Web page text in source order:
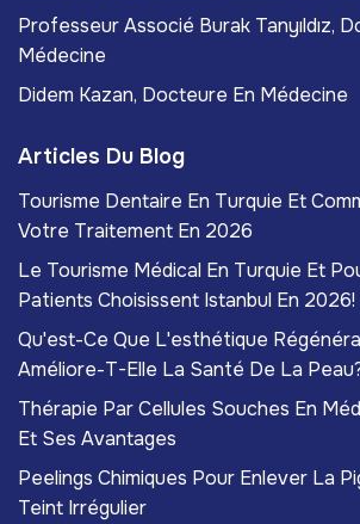
Professeur Associé Burak Tanyıldız,
Médecine
Didem Kazan, Docteure En Médecine
Articles Du Blog
Tourisme Dentaire En Turquie Et
Votre Traitement En 2026
Le Tourisme Médical En Turquie Et
Patients Choisissent Istanbul En 2026!
Qu'est-Ce Que L'esthétique
Améliore-T-Elle La Santé De La
Thérapie Par Cellules Souches En
Et Ses Avantages
Peelings Chimiques Pour Enlever La
Teint Irrégulier